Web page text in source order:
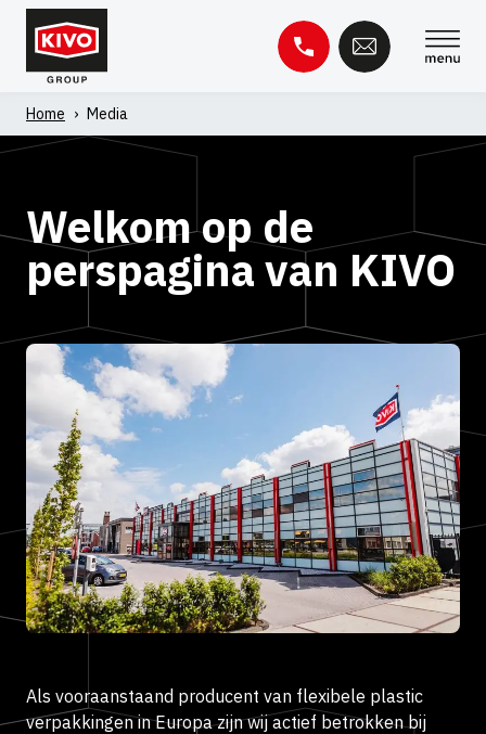
Skip
content
Zoeken
naar:
Kennisbank Contact
Home › Media
Welkom opde
perspaginavan KIVO
Als vooraanstaand producent van flexibele plastic
verpakkingen in Europa zijn wij actief betrokken bij